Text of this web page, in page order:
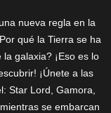
nueva regla en la
qué la Tierra se ha
galaxia? ¡Eso es lo
¡Únete a las
Star Lord, Gamora,
se embarcan